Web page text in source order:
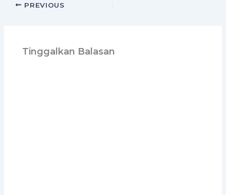
PREVIOUS
Tinggalkan Balasan